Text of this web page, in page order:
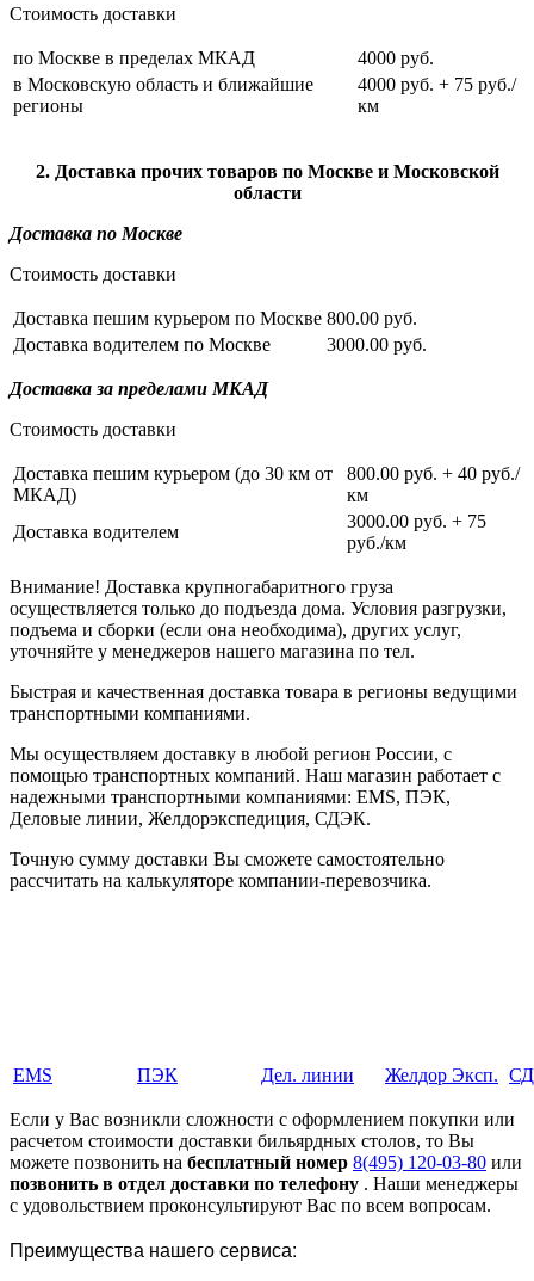
Стоимость доставки
по Москве в пределах МКАД
4000 руб.
в Московскую область и ближайшие
регионы
4000 руб. + 75 руб./
км
2. Доставка прочих товаров по Москве и Московской
области
Доставка по Москве
Стоимость доставки
Доставка пешим курьером по Москве 800.00 руб.
Доставка водителем по Москве
3000.00 руб.
Доставка за пределами МКАД
Стоимость доставки
Доставка пешим курьером (до 30 км от
МКАД)
800.00 руб. + 40 руб./
км
Доставка водителем
3000.00 руб. + 75
руб./км
Внимание! Доставка крупногабаритного груза
осуществляется только до подъезда дома. Условия разгрузки,
подъема и сборки (если она необходима), других услуг,
уточняйте у менеджеров нашего магазина по тел.
Быстрая и качественная доставка товара в регионы ведущими
транспортными компаниями.
Мы осуществляем доставку в любой регион России, с
помощью транспортных компаний. Наш магазин работает с
надежными транспортными компаниями: EMS, ПЭК,
Деловые линии, Желдорэкспедиция, СДЭК.
Точную сумму доставки Вы сможете самостоятельно
рассчитать на калькуляторе компании-перевозчика.
EMS ПЭК Дел. линии Желдор Эксп.
Если у Вас возникли сложности с оформлением покупки или
расчетом стоимости доставки бильярдных столов, то Вы
можете позвонить на бесплатный номер 8(495) 120-03-80 или
позвонить в отдел доставки по телефону . Наши менеджеры
с удовольствием проконсультируют Вас по всем вопросам.
Преимущества нашего сервиса: